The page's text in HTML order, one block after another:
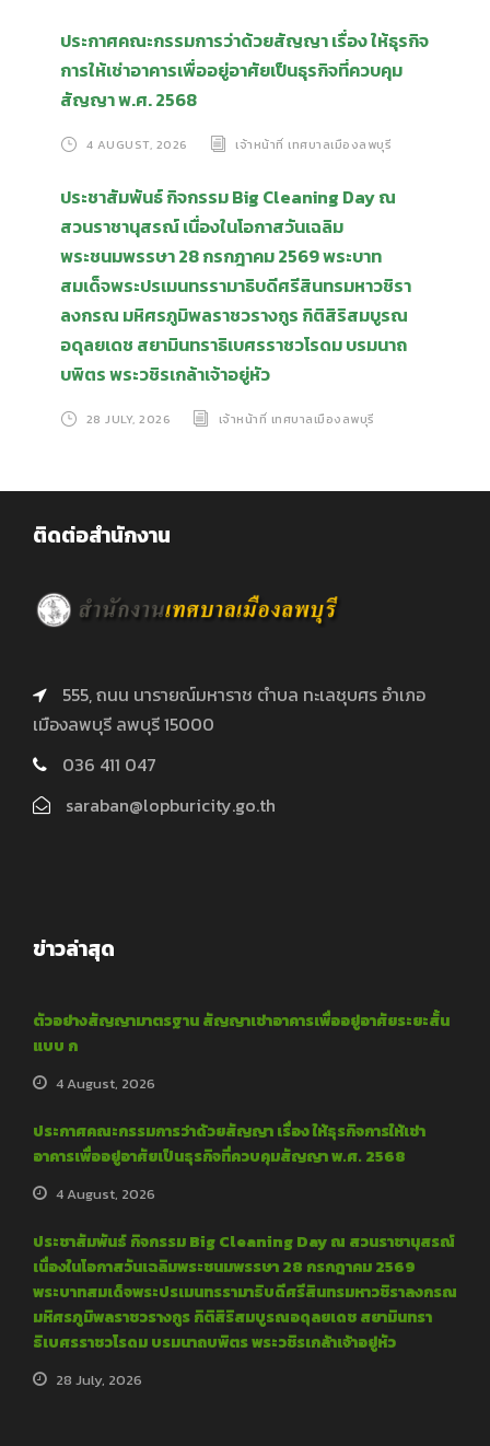
ประกาศคณะกรรมการว่าด้วยสัญญา เรื่อง ให้ธุรกิจ
การให้เช่าอาคารเพื่ออยู่อาศัยเป็นธุรกิจที่ควบคุม
สัญญา พ.ศ. 2568
4 AUGUST, 2026 เจ้าหน้าที่ เทศบาลเมืองลพบุรี
ประชาสัมพันธ์ กิจกรรม Big Cleaning Day ณ
สวนราชานุสรณ์ เนื่องในโอกาสวันเฉลิม
พระชนมพรรษา 28 กรกฎาคม 2569 พระบาท
สมเด็จพระปรเมนทรรามาธิบดีศรีสินทรมหาวชิรา
ลงกรณ มหิศรภูมิพลราชวรางกูร กิติสิริสมบูรณ
อดุลยเดช สยามินทราธิเบศรราชวโรดม บรมนาถ
บพิตร พระวชิรเกล้าเจ้าอยู่หัว
28 JULY, 2026 เจ้าหน้าที่ เทศบาลเมืองลพบุรี
ติดต่อสำนักงาน
555, ถนน นารายณ์มหาราช ตำบล ทะเลชุบศร อำเภอ
เมืองลพบุรี ลพบุรี 15000
036 411 047
saraban@lopburicity.go.th
ข่าวล่าสุด
ตัวอย่างสัญญามาตรฐาน สัญญาเช่าอาคารเพื่ออยู่อาศัยระยะสั้น
แบบ ก
4 August, 2026
ประกาศคณะกรรมการว่าด้วยสัญญา เรื่อง ให้ธุรกิจการให้เช่า
อาคารเพื่ออยู่อาศัยเป็นธุรกิจที่ควบคุมสัญญา พ.ศ. 2568
4 August, 2026
ประชาสัมพันธ์ กิจกรรม Big Cleaning Day ณ สวนราชานุสรณ์
เนื่องในโอกาสวันเฉลิมพระชนมพรรษา 28 กรกฎาคม 2569
พระบาทสมเด็จพระปรเมนทรรามาธิบดีศรีสินทรมหาวชิราลงกรณ
มหิศรภูมิพลราชวรางกูร กิติสิริสมบูรณอดุลยเดช สยามินทรา
ธิเบศรราชวโรดม บรมนาถบพิตร พระวชิรเกล้าเจ้าอยู่หัว
28 July, 2026